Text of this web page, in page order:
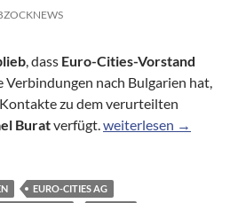
, dass Euro-Cities-Vorstand
Verbindungen nach Bulgarien hat,
zu dem verurteilten
Buratverfügt.Euro-Cities AG
weiterlesen →
EURO-CITIES AG